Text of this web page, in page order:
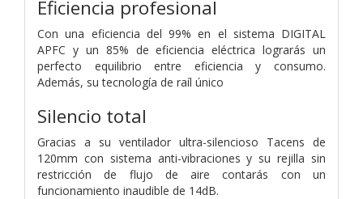
Eficiencia profesional
Con una eficiencia del 99% en el sistema DIGITAL
APFC y un 85% de eficiencia eléctrica lograrás un
perfecto equilibrio entre eficiencia y consumo.
Además, su tecnología de raíl único
Silencio total
Gracias a su ventilador ultra-silencioso Tacens de
120mm con sistema anti-vibraciones y su rejilla sin
restricción de flujo de aire contarás con un
funcionamiento inaudible de 14dB.